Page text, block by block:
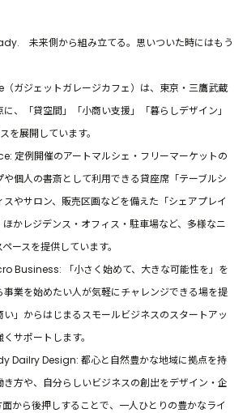
未来側から組み立てる。思いついた時にはもう
ジェットガレージカフェ）は、東京・三鷹武蔵
、「貸空間」「小商い支援」「暮らしデザイン」
を展開しています。
定例開催のアートマルシェ・フリーマーケットの
個人の書斎として利用できる貸座席「テーブルシ
やサロン、販売区画などを備えた「シェアプレイ
かレジデンス・オフィス・駐車場など、多様なニ
ースを提供しています。
Business: 「小さく始めて、大きな可能性を」を
業を始めたい人が気軽にチャレンジできる場を提
」からはじまるスモールビジネスのスタートアッ
サポートします。
Dailry Design: 都心と自然豊かな地域に拠点を持
方や、自分らしいビジネスの創出をデザイン・企
から後押しすることで、一人ひとりの豊かなライ